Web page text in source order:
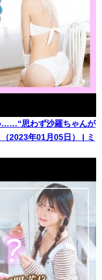
……“思わず沙羅ちゃんが
2023年01月05日） | ミ